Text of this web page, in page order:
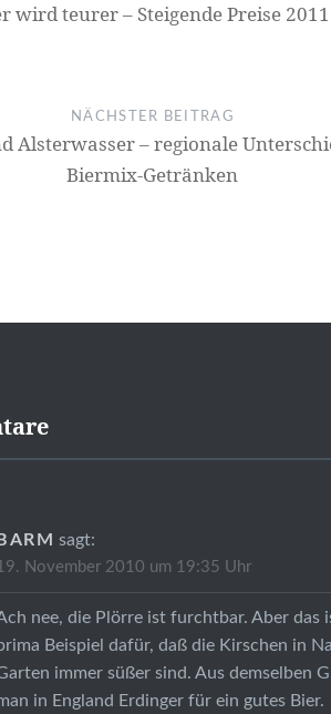
wird teurer – Steigende Preise 2011
NÄCHSTER BEITRAG
Alsterwasser – regionale
Biermix-Getränken
BARM sagt:
November 2010 um 19:35 Uhr
nee, die Plörre ist furchtbar. Aber das
Beispiel dafür, daß die Kirschen in
immer süßer sind. Aus demselben
in England Erdinger für ein gutes Bier.